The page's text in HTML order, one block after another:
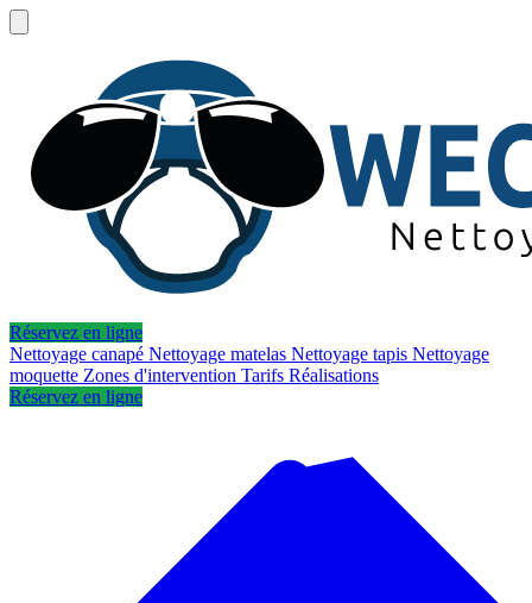
Réservez en ligne
Nettoyage canapé Nettoyage matelas Nettoyage tapis Nettoyage
moquette Zones d'intervention Tarifs Réalisations
Réservez en ligne